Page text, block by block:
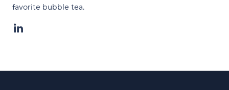
favorite bubble tea.